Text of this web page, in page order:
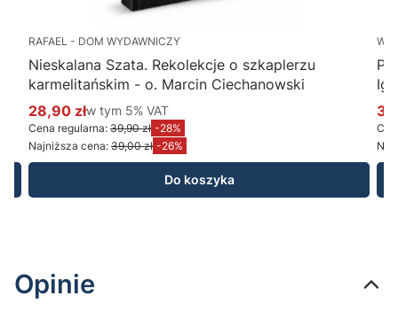
RAFAEL - DOM WYDAWNICZY
Nieskalana Szata. Rekolekcje o szkaplerzu
karmelitańskim - o. Marcin Ciechanowski
Cena promocyjna brutto
28,90 złw tym %s VAT
w tym 5% VAT
Cena regularna: 39,90 zł -28%
Najniższa cena: 39,00 zł -26%
Do koszyka
Opinie